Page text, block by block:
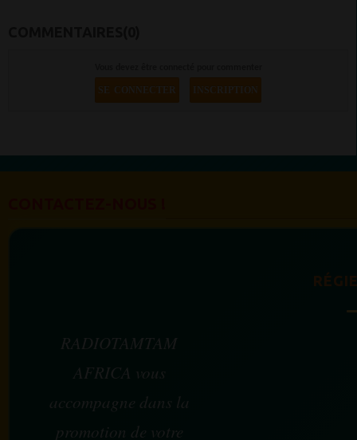
SE CONNECTER INSCRIPTION
RADIOTAMTAM
AFRICA vous
accompagne dans la
promotion de votre